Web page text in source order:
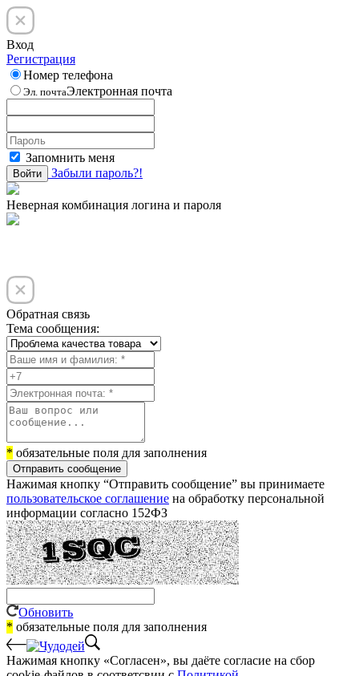
Вход
Регистрация
Номер телефона
Эл. почтаЭлектронная почта
Запомнить меня
Войти Забыли пароль?!
Неверная комбинация логина и пароля
Обратная связь
Тема сообщения:
* обязательные поля для заполнения
Отправить сообщение
Нажимая кнопку “Отправить сообщение” вы принимаете
пользовательское соглашение на обработку персональной
информации согласно 152ФЗ
Обновить
* обязательные поля для заполнения
Нажимая кнопку «Согласен», вы даёте cогласие на сбор